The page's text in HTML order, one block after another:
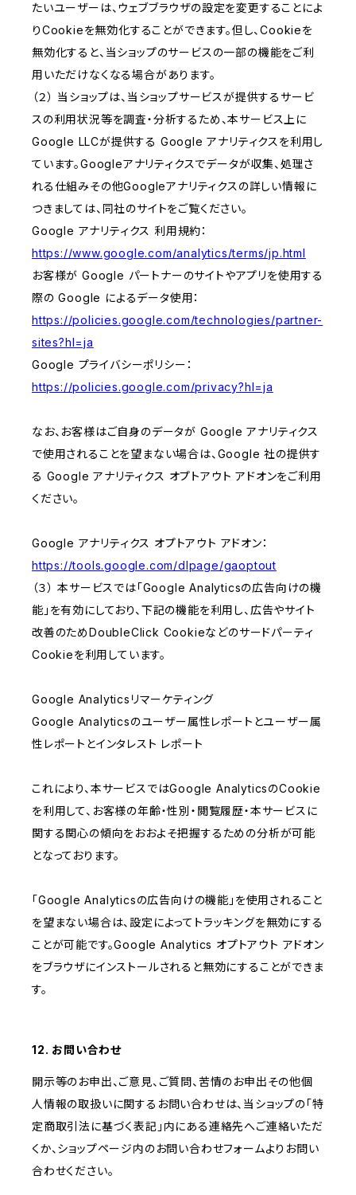
たいユーザーは、ウェブブラウザの設定を変更することによ
りCookieを無効化することができます。但し、Cookieを
無効化すると、当ショップのサービスの一部の機能をご利
用いただけなくなる場合があります。
（２） 当ショップは、当ショップサービスが提供するサービ
スの利用状況等を調査・分析するため、本サービス上に
Google LLCが提供する Google アナリティクスを利用し
ています。Googleアナリティクスでデータが収集、処理さ
れる仕組みその他Googleアナリティクスの詳しい情報に
つきましては、同社のサイトをご覧ください。
Google アナリティクス 利用規約：
https://www.google.com/analytics/terms/jp.html
お客様が Google パートナーのサイトやアプリを使用する
際の Google によるデータ使用：
https://policies.google.com/technologies/partner-
sites?hl=ja
Google プライバシーポリシー：
https://policies.google.com/privacy?hl=ja
なお、お客様はご自身のデータが Google アナリティクス
で使用されることを望まない場合は、Google 社の提供す
る Google アナリティクス オプトアウト アドオンをご利用
ください。
Google アナリティクス オプトアウト アドオン：
https://tools.google.com/dlpage/gaoptout
（３） 本サービスでは「Google Analyticsの広告向けの機
能」を有効にしており、下記の機能を利用し、広告やサイト
改善のためDoubleClick Cookieなどのサードパーティ
Cookieを利用しています。
Google Analyticsリマーケティング
Google Analyticsのユーザー属性レポートとユーザー属
性レポートとインタレスト レポート
これにより、本サービスではGoogle AnalyticsのCookie
を利用して、お客様の年齢・性別・閲覧履歴・本サービスに
関する関心の傾向をおおよそ把握するための分析が可能
となっております。
「Google Analyticsの広告向けの機能」を使用されること
を望まない場合は、設定によってトラッキングを無効にする
ことが可能です。Google Analytics オプトアウト アドオン
をブラウザにインストールされると無効にすることができま
す。
12. お問い合わせ
開示等のお申出、ご意見、ご質問、苦情のお申出その他個
人情報の取扱いに関するお問い合わせは、当ショップの「特
定商取引法に基づく表記」内にある連絡先へご連絡いただ
くか、ショップページ内のお問い合わせフォームよりお問い
合わせください。